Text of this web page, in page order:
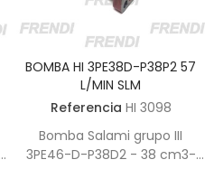
BOMBA HI 3PE38D-P38P2 57
L/MIN SLM
Referencia HI 3098
Bomba Salami grupo III
3PE46-D-P38D2 - 38 cm3-